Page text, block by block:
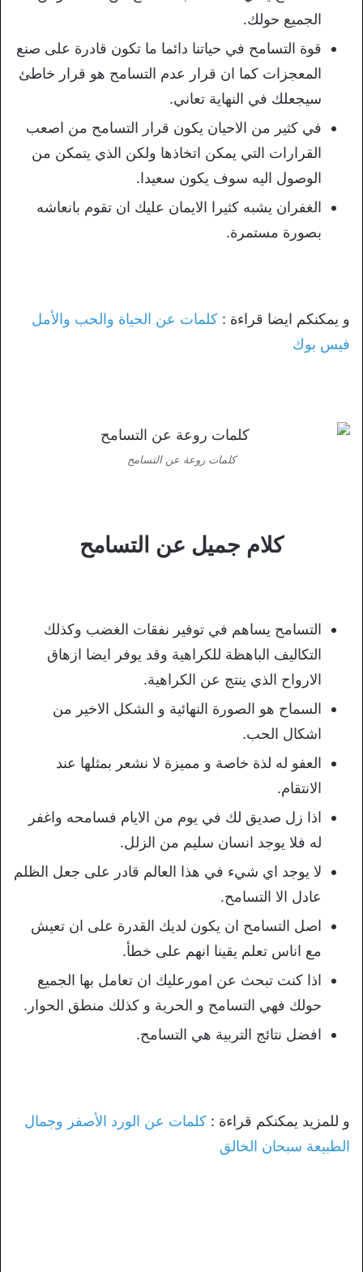
الجميع حولك.
قوة التسامح في حياتنا دائما ما تكون قادرة على صنع
المعجزات كما ان قرار عدم التسامح هو قرار خاطئ
سيجعلك في النهاية تعاني.
في كثير من الاحيان يكون قرار التسامح من اصعب
القرارات التي يمكن اتخاذها ولكن الذي يتمكن من
الوصول اليه سوف يكون سعيدا.
الغفران يشبه كثيرا الايمان عليك ان تقوم بانعاشه
بصورة مستمرة.
و يمكنكم ايضا قراءة : كلمات عن الحياة والحب والأمل
فيس بوك
كلمات روعة عن التسامح
كلام جميل عن التسامح
التسامح يساهم في توفير نفقات الغضب وكذلك
التكاليف الباهظة للكراهية وقد يوفر ايضا ازهاق
الارواح الذي ينتج عن الكراهية.
السماح هو الصورة النهائية و الشكل الاخير من
اشكال الحب.
العفو له لذة خاصة و مميزة لا نشعر بمثلها عند
الانتقام.
اذا زل صديق لك في يوم من الايام فسامحه واغفر
له فلا يوجد انسان سليم من الزلل.
لا يوجد اي شيء في هذا العالم قادر على جعل الظلم
عادل الا التسامح.
اصل التسامح ان يكون لديك القدرة على ان تعيش
مع اناس تعلم يقينا انهم على خطأ.
اذا كنت تبحث عن امورعليك ان تعامل بها الجميع
حولك فهي التسامح و الحرية و كذلك منطق الحوار.
افضل نتائج التربية هي التسامح.
و للمزيد يمكنكم قراءة : كلمات عن الورد الأصفر وجمال
الطبيعة سبحان الخالق